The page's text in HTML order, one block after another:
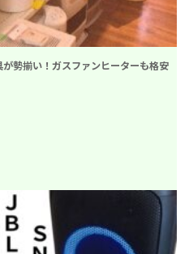
勢揃い！ガスファンヒーターも格安